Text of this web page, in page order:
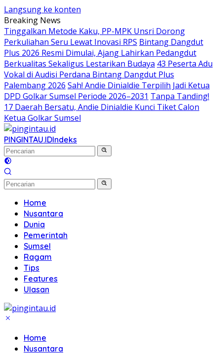
Langsung ke konten
Breaking News
Tinggalkan Metode Kaku, PP-MPK Unsri Dorong
Perkuliahan Seru Lewat Inovasi RPS Bintang Dangdut
Plus 2026 Resmi Dimulai, Ajang Lahirkan Pedangdut
Berkualitas Sekaligus Lestarikan Budaya 43 Peserta Adu
Vokal di Audisi Perdana Bintang Dangdut Plus
Palembang 2026 Sah! Andie Dinialdie Terpilih Jadi Ketua
DPD Golkar Sumsel Periode 2026–2031 Tanpa Tanding!
17 Daerah Bersatu, Andie Dinialdie Kunci Tiket Calon
Ketua Golkar Sumsel
PINGINTAU.IDIndeks
Home
Nusantara
Dunia
Pemerintah
Sumsel
Ragam
Tips
Features
Ulasan
Home
Nusantara